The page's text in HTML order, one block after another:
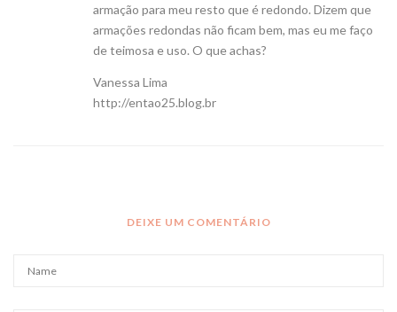
armação para meu resto que é redondo. Dizem que
armações redondas não ficam bem, mas eu me faço
de teimosa e uso. O que achas?
Vanessa Lima
http://entao25.blog.br
DEIXE UM COMENTÁRIO